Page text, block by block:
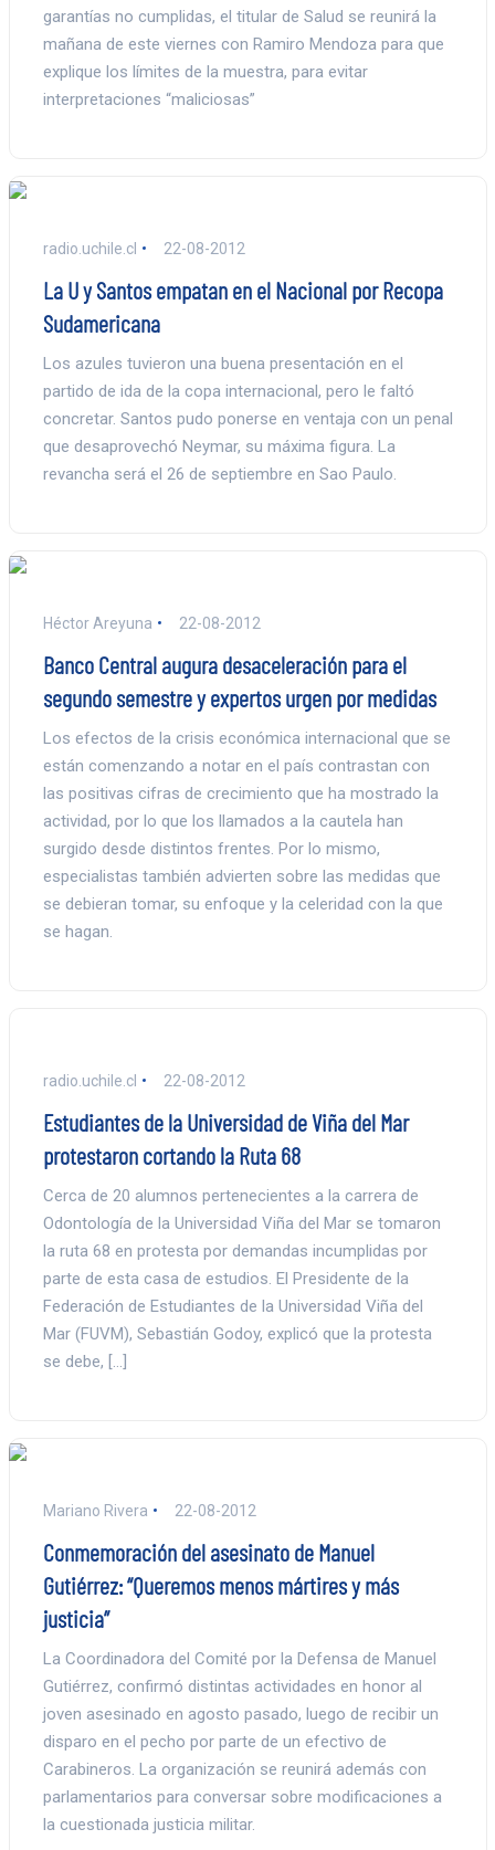
garantías no cumplidas, el titular de Salud se reunirá la
mañana de este viernes con Ramiro Mendoza para que
explique los límites de la muestra, para evitar
interpretaciones “maliciosas”
radio.uchile.cl 22-08-2012
La U y Santos empatan en el Nacional por Recopa
Sudamericana
Los azules tuvieron una buena presentación en el
partido de ida de la copa internacional, pero le faltó
concretar. Santos pudo ponerse en ventaja con un penal
que desaprovechó Neymar, su máxima figura. La
revancha será el 26 de septiembre en Sao Paulo.
Héctor Areyuna 22-08-2012
Banco Central augura desaceleración para el
segundo semestre y expertos urgen por medidas
Los efectos de la crisis económica internacional que se
están comenzando a notar en el país contrastan con
las positivas cifras de crecimiento que ha mostrado la
actividad, por lo que los llamados a la cautela han
surgido desde distintos frentes. Por lo mismo,
especialistas también advierten sobre las medidas que
se debieran tomar, su enfoque y la celeridad con la que
se hagan.
radio.uchile.cl 22-08-2012
Estudiantes de la Universidad de Viña del Mar
protestaron cortando la Ruta 68
Cerca de 20 alumnos pertenecientes a la carrera de
Odontología de la Universidad Viña del Mar se tomaron
la ruta 68 en protesta por demandas incumplidas por
parte de esta casa de estudios. El Presidente de la
Federación de Estudiantes de la Universidad Viña del
Mar (FUVM), Sebastián Godoy, explicó que la protesta
se debe, […]
Mariano Rivera 22-08-2012
Conmemoración del asesinato de Manuel
Gutiérrez: “Queremos menos mártires y más
justicia”
La Coordinadora del Comité por la Defensa de Manuel
Gutiérrez, confirmó distintas actividades en honor al
joven asesinado en agosto pasado, luego de recibir un
disparo en el pecho por parte de un efectivo de
Carabineros. La organización se reunirá además con
parlamentarios para conversar sobre modificaciones a
la cuestionada justicia militar.